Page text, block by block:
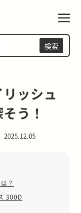
検索
ッシュ
う！
2025.12.05
？
300D